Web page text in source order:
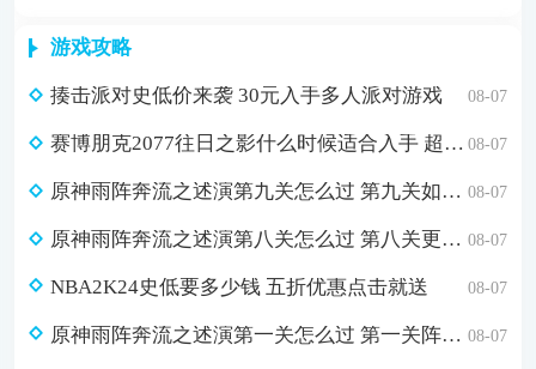
游戏攻略
揍击派对史低价来袭 30元入手多人派对游戏 08-07
赛博朋克2077往日之影什么时候适合入手 超值折扣98元入手方法介绍 08-07
原神雨阵奔流之述演第九关怎么过 第九关如从山间落下的雨滴通关攻略 08-07
原神雨阵奔流之述演第八关怎么过 第八关更多火力更少损伤通关攻略 08-07
NBA2K24史低要多少钱 五折优惠点击就送 08-07
原神雨阵奔流之述演第一关怎么过 第一关阵线的形成通关攻略 08-07